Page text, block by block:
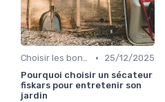
Choisir les bons outils •
25/12/2025
Pourquoi choisir un sécateur
fiskars pour entretenir son
jardin